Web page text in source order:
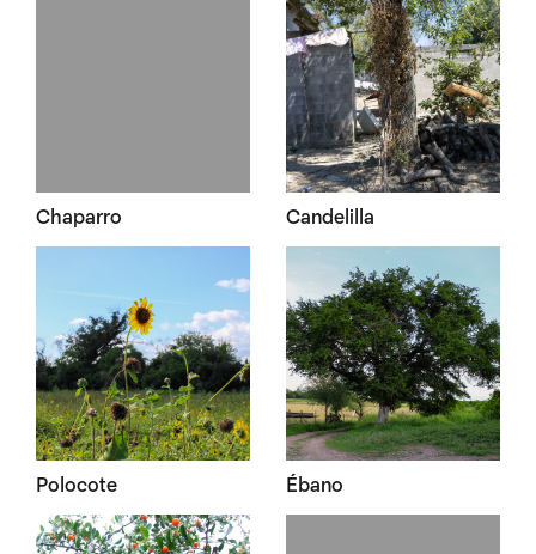
Chaparro Candelilla
Polocote Ébano